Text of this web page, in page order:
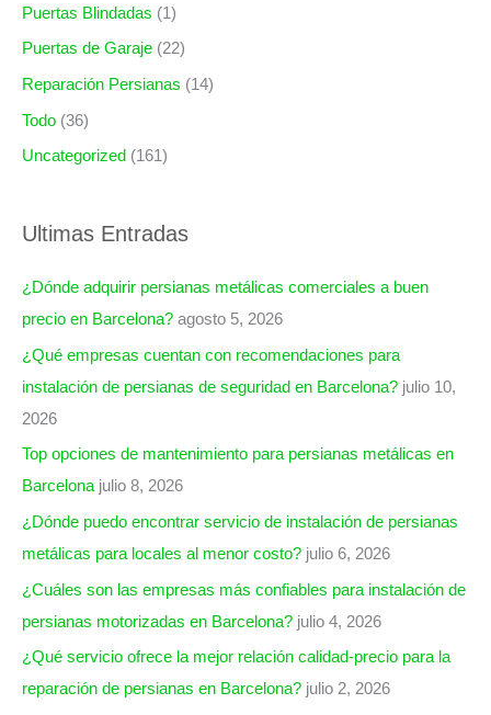
Puertas Blindadas (1)
Puertas de Garaje (22)
Reparación Persianas (14)
Todo (36)
Uncategorized (161)
Ultimas Entradas
¿Dónde adquirir persianas metálicas comerciales a buen
precio en Barcelona? agosto 5, 2026
¿Qué empresas cuentan con recomendaciones para
instalación de persianas de seguridad en Barcelona? julio 10,
2026
Top opciones de mantenimiento para persianas metálicas en
Barcelona julio 8, 2026
¿Dónde puedo encontrar servicio de instalación de persianas
metálicas para locales al menor costo? julio 6, 2026
¿Cuáles son las empresas más confiables para instalación de
persianas motorizadas en Barcelona? julio 4, 2026
¿Qué servicio ofrece la mejor relación calidad-precio para la
reparación de persianas en Barcelona? julio 2, 2026